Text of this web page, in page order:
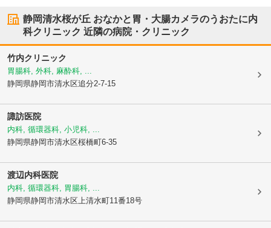
静岡清水桜が丘 おなかと胃・大腸カメラのうおたに内
科クリニック 近隣の病院・クリニック
竹内クリニック
胃腸科, 外科, 麻酔科, ...
静岡県静岡市清水区追分2-7-15
諏訪医院
内科, 循環器科, 小児科, ...
静岡県静岡市清水区桜橋町6-35
渡辺内科医院
内科, 循環器科, 胃腸科, ...
静岡県静岡市清水区上清水町11番18号